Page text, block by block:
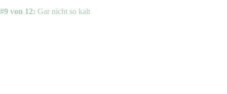
#9 von 12: Gar nicht so kalt